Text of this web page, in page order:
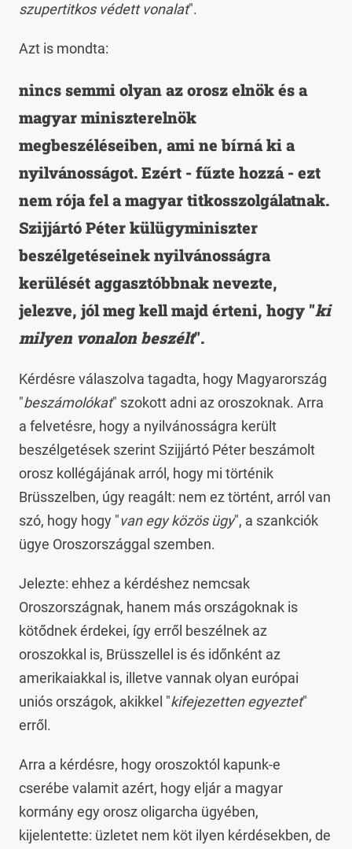
szupertitkos védett vonalat".
Azt is mondta:
nincs semmi olyan az orosz elnök és a
magyar miniszterelnök
megbeszéléseiben, ami ne bírná ki a
nyilvánosságot. Ezért - fűzte hozzá - ezt
nem rója fel a magyar titkosszolgálatnak.
Szijjártó Péter külügyminiszter
beszélgetéseinek nyilvánosságra
kerülését aggasztóbbnak nevezte,
jelezve, jól meg kell majd érteni, hogy "ki
milyen vonalon beszélt".
Kérdésre válaszolva tagadta, hogy Magyarország
"beszámolókat" szokott adni az oroszoknak. Arra
a felvetésre, hogy a nyilvánosságra került
beszélgetések szerint Szijjártó Péter beszámolt
orosz kollégájának arról, hogy mi történik
Brüsszelben, úgy reagált: nem ez történt, arról van
szó, hogy hogy "van egy közös ügy", a szankciók
ügye Oroszországgal szemben.
Jelezte: ehhez a kérdéshez nemcsak
Oroszországnak, hanem más országoknak is
kötődnek érdekei, így erről beszélnek az
oroszokkal is, Brüsszellel is és időnként az
amerikaiakkal is, illetve vannak olyan európai
uniós országok, akikkel "kifejezetten egyeztet"
erről.
Arra a kérdésre, hogy oroszoktól kapunk-e
cserébe valamit azért, hogy eljár a magyar
kormány egy orosz oligarcha ügyében,
kijelentette: üzletet nem köt ilyen kérdésekben, de